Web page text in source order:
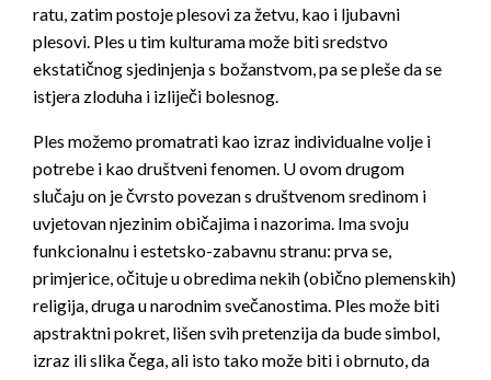
ratu, zatim postoje plesovi za žetvu, kao i ljubavni
plesovi. Ples u tim kulturama može biti sredstvo
ekstatičnog sjedinjenja s božanstvom, pa se pleše da se
istjera zloduha i izliječi bolesnog.
Ples možemo promatrati kao izraz individualne volje i
potrebe i kao društveni fenomen. U ovom drugom
slučaju on je čvrsto povezan s društvenom sredinom i
uvjetovan njezinim običajima i nazorima. Ima svoju
funkcionalnu i estetsko-zabavnu stranu: prva se,
primjerice, očituje u obredima nekih (obično plemenskih)
religija, druga u narodnim svečanostima. Ples može biti
apstraktni pokret, lišen svih pretenzija da bude simbol,
izraz ili slika čega, ali isto tako može biti i obrnuto, da